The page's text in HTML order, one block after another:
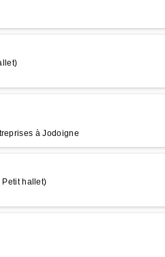
à Jodoigne
Petit hallet)